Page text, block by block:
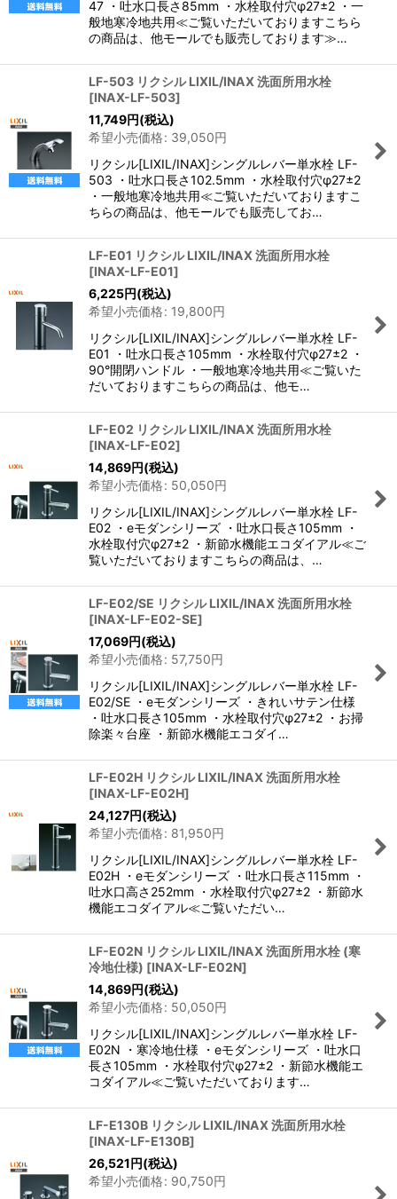
47 ・吐水口長さ85mm ・水栓取付穴φ27±2 ・一
般地寒冷地共用≪ご覧いただいておりますこちら
の商品は、他モールでも販売しております≫…
LF-503 リクシル LIXIL/INAX 洗面所用水栓
[INAX-LF-503]
11,749円(税込)
希望小売価格: 39,050円
リクシル[LIXIL/INAX]シングルレバー単水栓 LF-
503 ・吐水口長さ102.5mm ・水栓取付穴φ27±2
・一般地寒冷地共用≪ご覧いただいておりますこ
ちらの商品は、他モールでも販売してお…
LF-E01 リクシル LIXIL/INAX 洗面所用水栓
[INAX-LF-E01]
6,225円(税込)
希望小売価格: 19,800円
リクシル[LIXIL/INAX]シングルレバー単水栓 LF-
E01 ・吐水口長さ105mm ・水栓取付穴φ27±2 ・
90°開閉ハンドル ・一般地寒冷地共用≪ご覧いた
だいておりますこちらの商品は、他モ…
LF-E02 リクシル LIXIL/INAX 洗面所用水栓
[INAX-LF-E02]
14,869円(税込)
希望小売価格: 50,050円
リクシル[LIXIL/INAX]シングルレバー単水栓 LF-
E02 ・eモダンシリーズ ・吐水口長さ105mm ・
水栓取付穴φ27±2 ・新節水機能エコダイアル≪ご
覧いただいておりますこちらの商品は、…
LF-E02/SE リクシル LIXIL/INAX 洗面所用水栓
[INAX-LF-E02-SE]
17,069円(税込)
希望小売価格: 57,750円
リクシル[LIXIL/INAX]シングルレバー単水栓 LF-
E02/SE ・eモダンシリーズ ・きれいサテン仕様
・吐水口長さ105mm ・水栓取付穴φ27±2 ・お掃
除楽々台座 ・新節水機能エコダイ…
LF-E02H リクシル LIXIL/INAX 洗面所用水栓
[INAX-LF-E02H]
24,127円(税込)
希望小売価格: 81,950円
リクシル[LIXIL/INAX]シングルレバー単水栓 LF-
E02H ・eモダンシリーズ ・吐水口長さ115mm ・
吐水口高さ252mm ・水栓取付穴φ27±2 ・新節水
機能エコダイアル≪ご覧いただい…
LF-E02N リクシル LIXIL/INAX 洗面所用水栓 (寒
冷地仕様) [INAX-LF-E02N]
14,869円(税込)
希望小売価格: 50,050円
リクシル[LIXIL/INAX]シングルレバー単水栓 LF-
E02N ・寒冷地仕様 ・eモダンシリーズ ・吐水口
長さ105mm ・水栓取付穴φ27±2 ・新節水機能エ
コダイアル≪ご覧いただいております…
LF-E130B リクシル LIXIL/INAX 洗面所用水栓
[INAX-LF-E130B]
26,521円(税込)
希望小売価格: 90,750円